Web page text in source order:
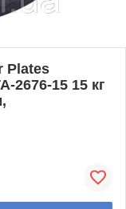
Plates
2676-15 15 кг